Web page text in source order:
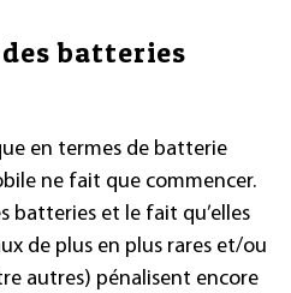
batteries
en termes de batterie
ne fait que commencer.
batteries et le fait qu’elles
de plus en plus rares et/ou
autres) pénalisent encore